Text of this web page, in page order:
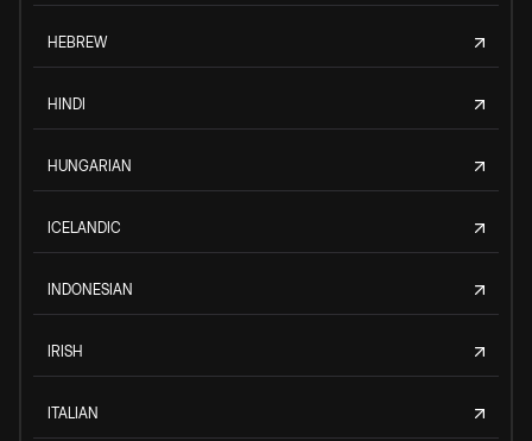
HEBREW
HINDI
HUNGARIAN
ICELANDIC
INDONESIAN
IRISH
ITALIAN